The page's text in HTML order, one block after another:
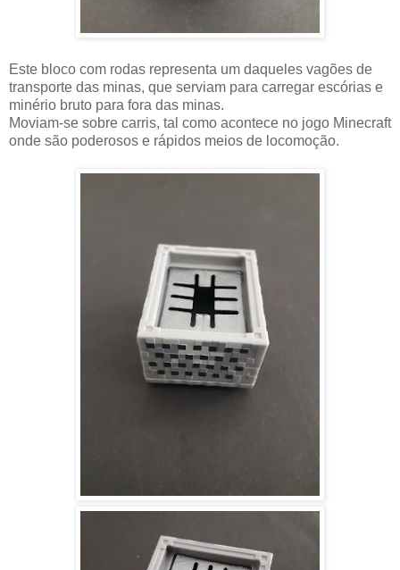
Este bloco com rodas representa um daqueles vagões de
transporte das minas, que serviam para carregar escórias e
minério bruto para fora das minas.
Moviam-se sobre carris, tal como acontece no jogo Minecraft
onde são poderosos e rápidos meios de locomoção.